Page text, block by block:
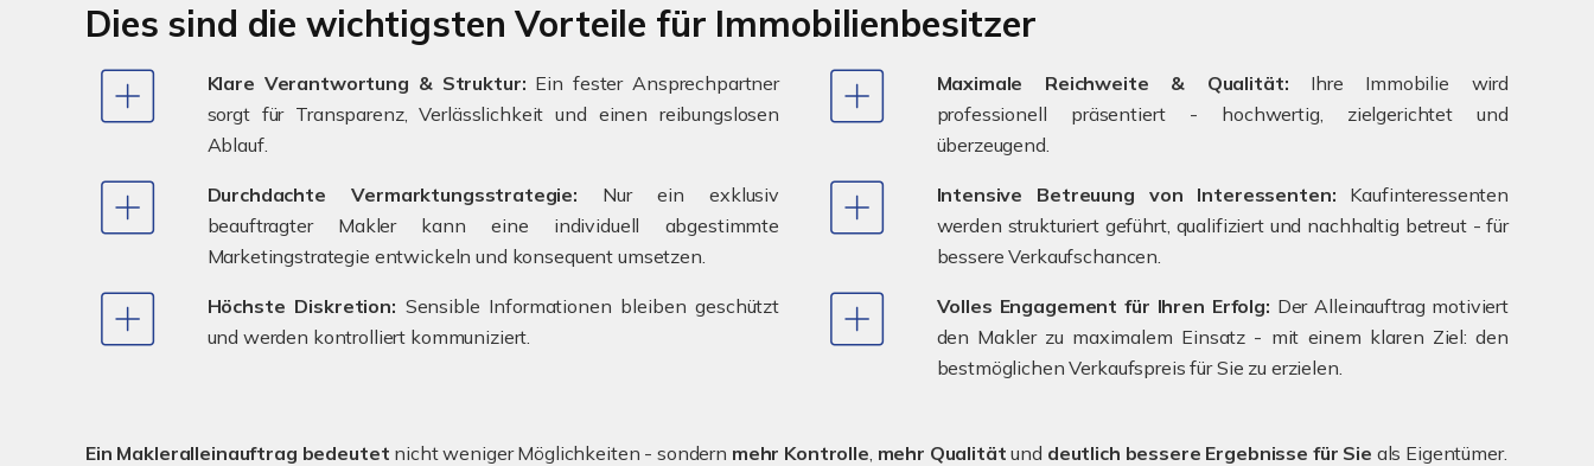
Dies sind die wichtigsten Vorteile für Immobilienbesitzer
Klare Verantwortung & Struktur: Ein fester Ansprechpartner
sorgt für Transparenz, Verlässlichkeit und einen reibungslosen
Ablauf.
Maximale Reichweite & Qualität: Ihre Immobilie wird
professionell präsentiert - hochwertig, zielgerichtet und
überzeugend.
Durchdachte Vermarktungsstrategie: Nur ein exklusiv
beauftragter Makler kann eine individuell abgestimmte
Marketingstrategie entwickeln und konsequent umsetzen.
Intensive Betreuung von Interessenten: Kaufinteressenten
werden strukturiert geführt, qualifiziert und nachhaltig betreut - für
bessere Verkaufschancen.
Höchste Diskretion: Sensible Informationen bleiben geschützt
und werden kontrolliert kommuniziert.
Volles Engagement für Ihren Erfolg: Der Alleinauftrag motiviert
den Makler zu maximalem Einsatz - mit einem klaren Ziel: den
bestmöglichen Verkaufspreis für Sie zu erzielen.
Ein Makleralleinauftrag bedeutet nicht weniger Möglichkeiten - sondern mehr Kontrolle, mehr Qualität und deutlich bessere Ergebnisse für Sie als Eigentümer.